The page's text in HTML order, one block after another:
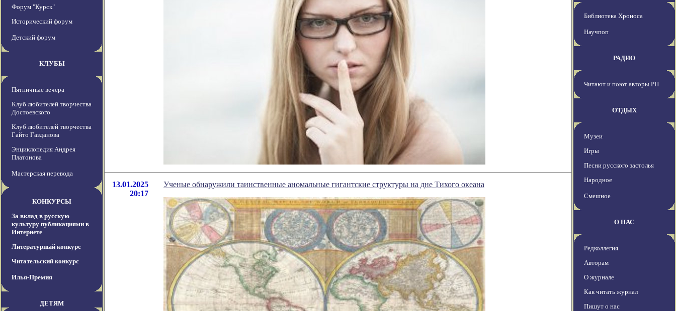
Форум "Курск"
Исторический форум
Детский форум
КЛУБЫ
Пятничные вечера
Клуб любителей творчества
Достоевского
Клуб любителей творчества
Гайто Газданова
Энциклопедия Андрея
Платонова
Мастерская перевода
КОНКУРСЫ
За вклад в русскую
культуру публикациями в
Интернете
Литературный конкурс
Читательский конкурс
Илья-Премия
ДЕТЯМ
13.01.2025
20:17
Ученые обнаружили таинственные аномальные гигантские структуры на дне Тихого океана
Библиотека Хроноса
Научпоп
РАДИО
Читают и поют авторы РП
ОТДЫХ
Музеи
Игры
Песни русского застолья
Народное
Смешное
О НАС
Редколлегия
Авторам
О журнале
Как читать журнал
Пишут о нас